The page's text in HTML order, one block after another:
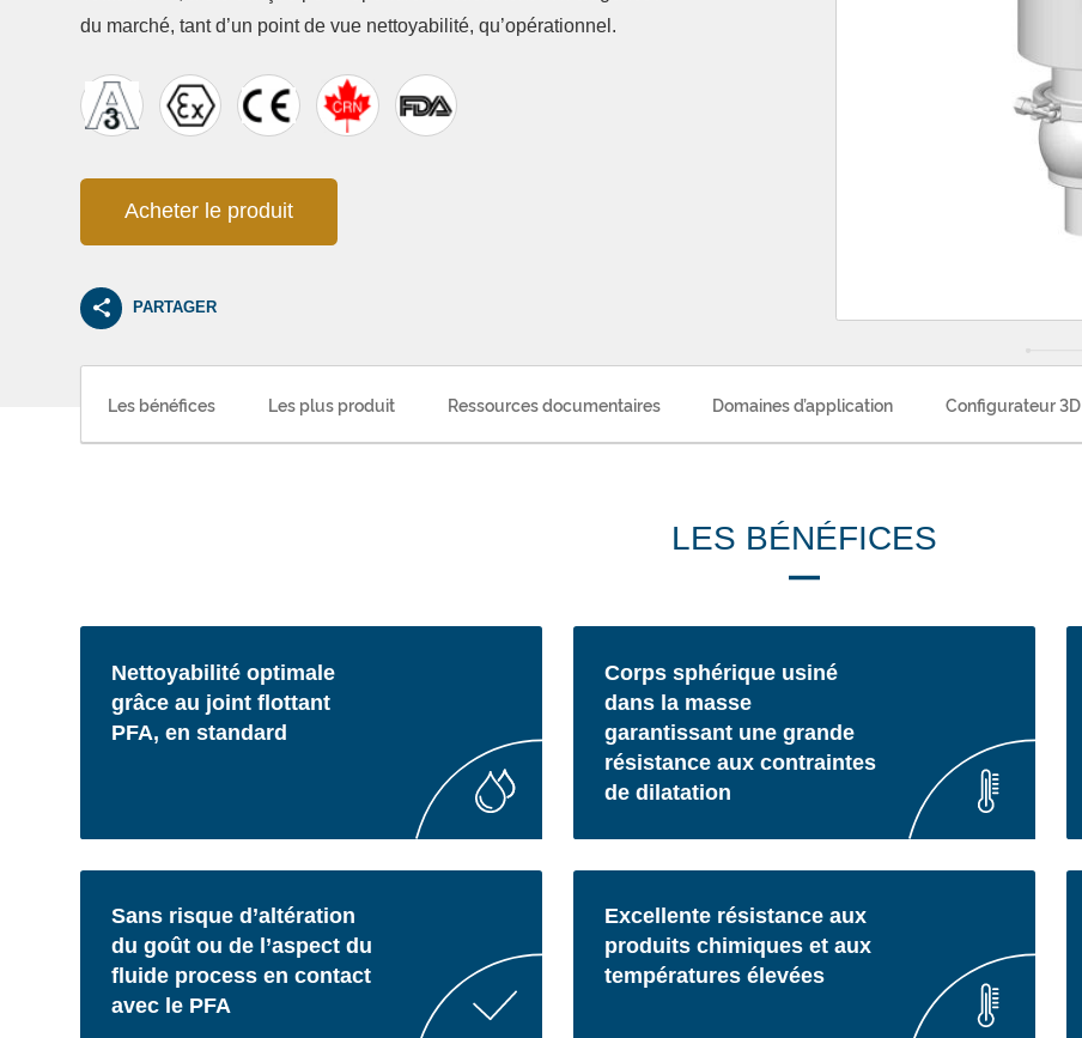
du marché, tant d’un point de vue nettoyabilité, qu’opérationnel.
Acheter le produit
PARTAGER
Les bénéfices Les plus produit Ressources documentaires Domaines d’application Configurateur 3D
LES BÉNÉFICES
Nettoyabilité optimale
grâce au joint flottant
PFA, en standard
Corps sphérique usiné
dans la masse
garantissant une grande
résistance aux contraintes
de dilatation
Sans risque d’altération
du goût ou de l’aspect du
fluide process en contact
avec le PFA
Excellente résistance aux
produits chimiques et aux
températures élevées